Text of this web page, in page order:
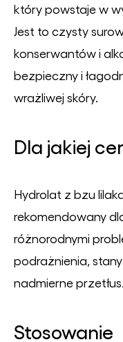
który powstaje w
Jest to czysty
konserwantów i
bezpieczny i
wrażliwej skóry.
Dla jakiej
Hydrolat z bzu
rekomendowany
różnorodnymi
podrażnienia,
nadmierne
Stosowanie